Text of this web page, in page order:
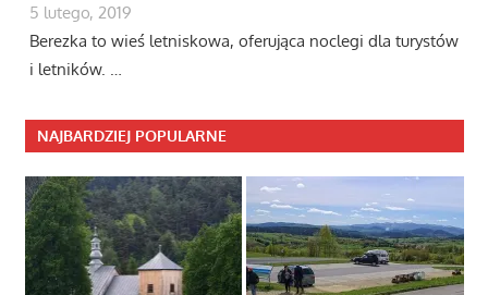
5 lutego, 2019
Berezka to wieś letniskowa, oferująca noclegi dla turystów
i letników. …
NAJBARDZIEJ POPULARNE